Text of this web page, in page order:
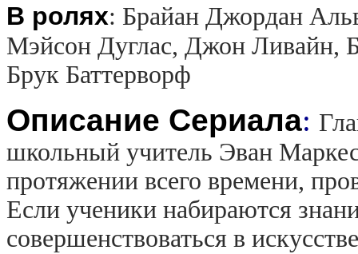
В ролях: Брайан Джордан
Мэйсон Дуглас, Джон Ливайн,
Брук Баттерворф
Описание Сериала:
школьный учитель Эван
протяжении всего времени,
Если ученики набираются
совершенствоваться в